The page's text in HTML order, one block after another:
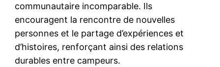
communautaire incomparable. Ils
encouragent la rencontre de nouvelles
personnes et le partage d’expériences et
d’histoires, renforçant ainsi des relations
durables entre campeurs.